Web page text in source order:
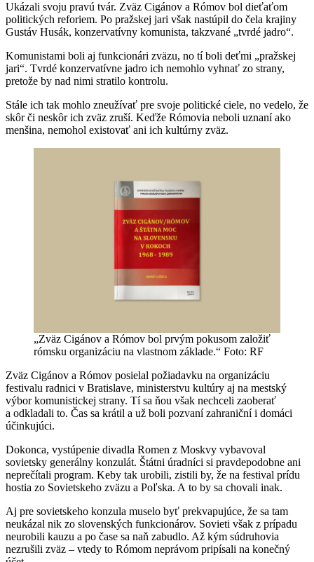
Ukázali svoju pravú tvár. Zväz Cigánov a Rómov bol dieťaťom
politických reforiem. Po pražskej jari však nastúpil do čela krajiny
Gustáv Husák, konzervatívny komunista, takzvané „tvrdé jadro“.
Komunistami boli aj funkcionári zväzu, no tí boli deťmi „pražskej
jari“. Tvrdé konzervatívne jadro ich nemohlo vyhnať zo strany,
pretože by nad nimi stratilo kontrolu.
Stále ich tak mohlo zneužívať pre svoje politické ciele, no vedelo, že
skôr či neskôr ich zväz zruší. Keďže Rómovia neboli uznaní ako
menšina, nemohol existovať ani ich kultúrny zväz.
„Zväz Cigánov a Rómov bol prvým pokusom založiť
rómsku organizáciu na vlastnom základe.“ Foto: RF
Zväz Cigánov a Rómov posielal požiadavku na organizáciu
festivalu radnici v Bratislave, ministerstvu kultúry aj na mestský
výbor komunistickej strany. Tí sa ňou však nechceli zaoberať
a odkladali to. Čas sa krátil a už boli pozvaní zahraniční i domáci
účinkujúci.
Dokonca, vystúpenie divadla Romen z Moskvy vybavoval
sovietsky generálny konzulát. Štátni úradníci si pravdepodobne ani
neprečítali program. Keby tak urobili, zistili by, že na festival prídu
hostia zo Sovietskeho zväzu a Poľska. A to by sa chovali inak.
Aj pre sovietskeho konzula muselo byť prekvapujúce, že sa tam
neukázal nik zo slovenských funkcionárov. Sovieti však z prípadu
neurobili kauzu a po čase sa naň zabudlo. Až kým súdruhovia
nezrušili zväz – vtedy to Rómom neprávom pripísali na konečný